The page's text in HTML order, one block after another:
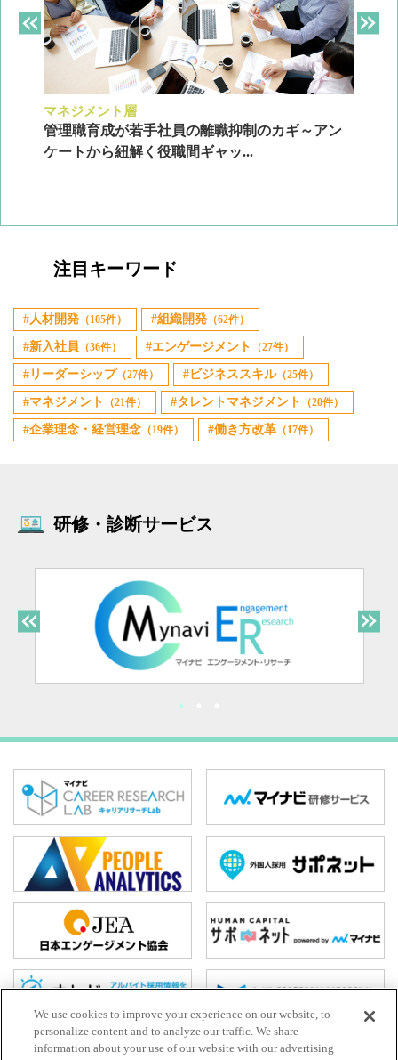
マネジメント層
管理職育成が若手社員の離職抑制のカギ～アン
ケートから紐解く役職間ギャッ...
注目キーワード
人材開発 （105件） 組織開発 （62件）
新入社員 （36件） エンゲージメント （27件）
リーダーシップ （27件） ビジネススキル（25件）
マネジメント （21件） タレントマネジメント （20件）
企業理念・経営理念 （19件） 働き方改革 （17件）
研修・診断サービス
We use cookies to improve your experience on our website, to
personalize content and to analyze our traffic. We share
information about your use of our website with our advertising